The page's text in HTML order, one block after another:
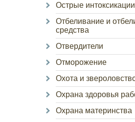
Острые
Отбеливание и
средства
Отвердители
Отморожение
Охота и
Охрана здоровья
Охрана материнства